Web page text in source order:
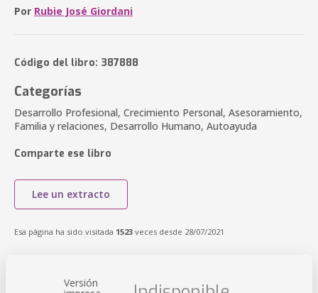
Por Rubie José Giordani
Código del libro: 387888
Categorías
Desarrollo Profesional, Crecimiento Personal, Asesoramiento,
Familia y relaciones, Desarrollo Humano, Autoayuda
Comparte ese libro
Lee un extracto
Esa página ha sido visitada 1523 veces desde 28/07/2021
Versión